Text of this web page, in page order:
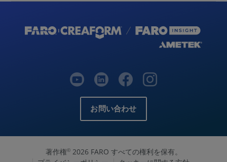
お問い合わせ
著作権©2026 FARO すべての権利を保有。